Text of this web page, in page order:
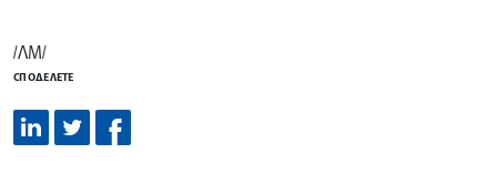
/ЛМ/
СПОДЕЛЕТЕ